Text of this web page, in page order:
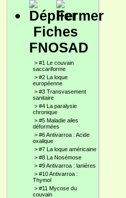
Fiches
FNOSAD
> #1 Le couvain
saccariforme
> #2 La loque
européenne
> #3 Transvasement
sanitaire
> #4 La paralysie
chronique
> #5 Maladie ailes
déformées
> #6 Antivarroa : Acide
oxalique
> #7 La loque américaine
> #8 La Nosémose
> #9 Antivarroa : lanières
> #10 Antivarroa :
Thymol
> #11 Mycose du
couvain